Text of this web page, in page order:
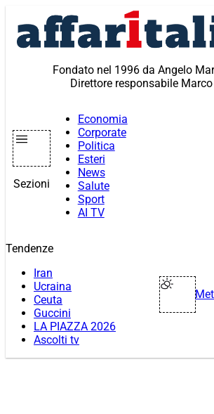
contenuto
Fondato nel 1996 da Angelo
Direttore responsabile
Sezioni
Economia
Corporate
Politica
Esteri
News
Salute
Sport
AI TV
Tendenze
Iran
Ucraina
Ceuta
Guccini
LA PIAZZA 2026
Ascolti tv